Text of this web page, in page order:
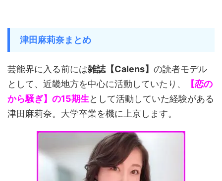
津田麻莉奈まとめ
芸能界に入る前には雑誌【Calens】 の読者モデル
として、近畿地方を中心に活動していたり、
【恋の
から騒ぎ】の15期生として活動していた経験がある
津田麻莉奈。大学卒業を機に上京します。